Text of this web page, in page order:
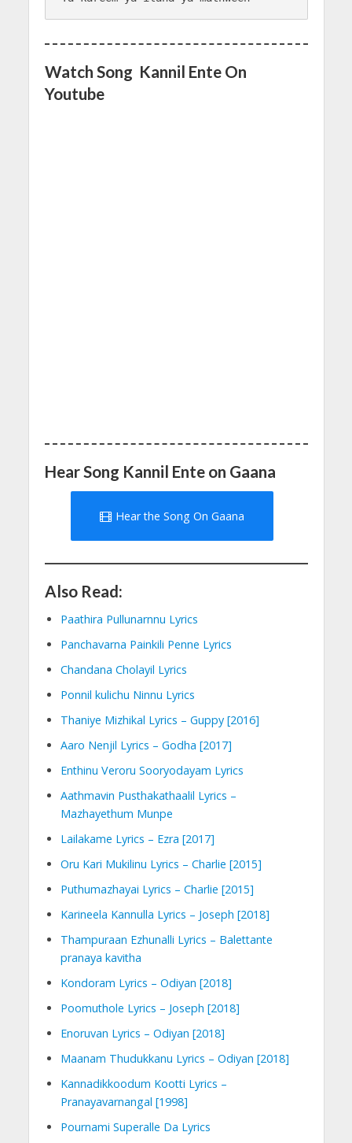
Watch Song Kannil Ente On
Youtube
Hear Song Kannil Ente on Gaana
Hear the Song On Gaana
Also Read:
Paathira Pullunarnnu Lyrics
Panchavarna Painkili Penne Lyrics
Chandana Cholayil Lyrics
Ponnil kulichu Ninnu Lyrics
Thaniye Mizhikal Lyrics – Guppy [2016]
Aaro Nenjil Lyrics – Godha [2017]
Enthinu Veroru Sooryodayam Lyrics
Aathmavin Pusthakathaalil Lyrics –
Mazhayethum Munpe
Lailakame Lyrics – Ezra [2017]
Oru Kari Mukilinu Lyrics – Charlie [2015]
Puthumazhayai Lyrics – Charlie [2015]
Karineela Kannulla Lyrics – Joseph [2018]
Thampuraan Ezhunalli Lyrics – Balettante
pranaya kavitha
Kondoram Lyrics – Odiyan [2018]
Poomuthole Lyrics – Joseph [2018]
Enoruvan Lyrics – Odiyan [2018]
Maanam Thudukkanu Lyrics – Odiyan [2018]
Kannadikkoodum Kootti Lyrics –
Pranayavarnangal [1998]
Pournami Superalle Da Lyrics